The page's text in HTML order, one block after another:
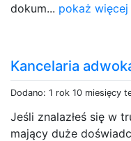
dokum... pokaż więcej
Kancelaria
Dodano: 1 rok 10 miesięcy
Jeśli znalazłeś się w
mający duże